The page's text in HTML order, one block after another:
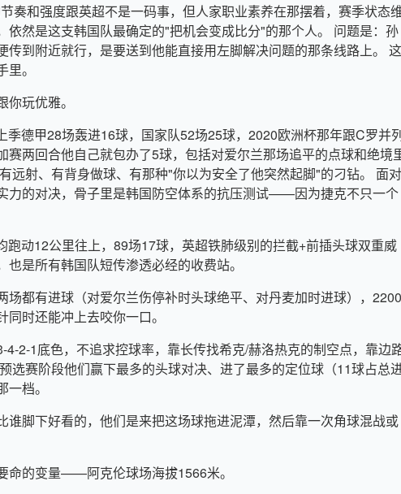
奏和强度跟英超不是一码事，但人家职业素养在那摆着，赛季状态
依然是这支韩国队最确定的"把机会变成比分"的那个人。 问题是：孙
到附近就行，是要送到他能直接用左脚解决问题的那条线路上。 这
。
玩优雅。
季德甲28场轰进16球，国家队52场25球，2020欧洲杯那年跟C罗并
两回合他自己就包办了5球，包括对爱尔兰那场追平的点球和绝境
远射、有背身做球、有那种"你以为安全了他突然起脚"的刁钻。 面对
力的对决，骨子里是韩国防空体系的抗压测试——因为捷克不只一个
跑动12公里往上，89场17球，英超铁肺级别的拦截+前插头球双重威
是所有韩国队短传渗透必经的收费站。
场都有进球（对爱尔兰伤停补时头球绝平、对丹麦加时进球），2200
时还能冲上去咬你一口。
4-2-1底色，不追求控球率，靠长传找希克/赫洛热克的制空点，靠边
选赛阶段他们赢下最多的头球对决、进了最多的定位球（11球占总
档。
谁脚下好看的，他们是来把这场球拖进泥潭，然后靠一次角球混战或
命的变量——阿克伦球场海拔1566米。